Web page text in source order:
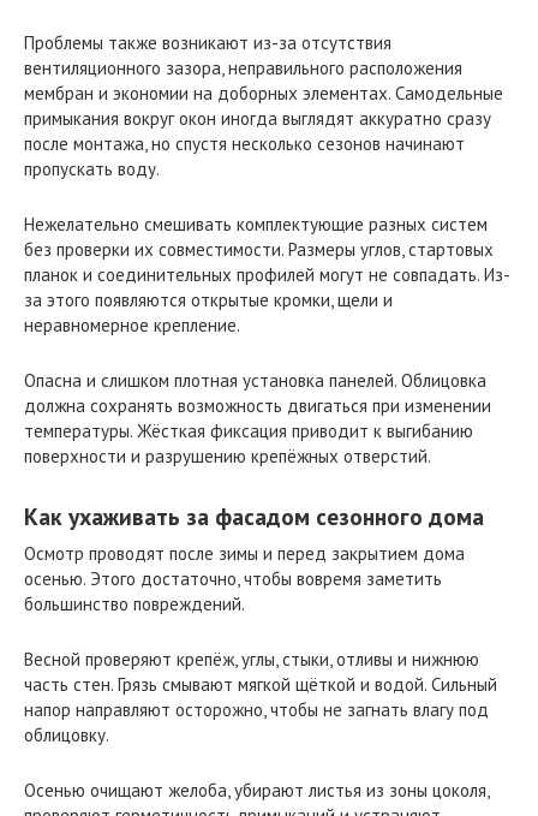
Проблемы также возникают из-за отсутствия
вентиляционного зазора, неправильного расположения
мембран и экономии на доборных элементах. Самодельные
примыкания вокруг окон иногда выглядят аккуратно сразу
после монтажа, но спустя несколько сезонов начинают
пропускать воду.
Нежелательно смешивать комплектующие разных систем
без проверки их совместимости. Размеры углов, стартовых
планок и соединительных профилей могут не совпадать. Из-
за этого появляются открытые кромки, щели и
неравномерное крепление.
Опасна и слишком плотная установка панелей. Облицовка
должна сохранять возможность двигаться при изменении
температуры. Жёсткая фиксация приводит к выгибанию
поверхности и разрушению крепёжных отверстий.
Как ухаживать за фасадом сезонного дома
Осмотр проводят после зимы и перед закрытием дома
осенью. Этого достаточно, чтобы вовремя заметить
большинство повреждений.
Весной проверяют крепёж, углы, стыки, отливы и нижнюю
часть стен. Грязь смывают мягкой щёткой и водой. Сильный
напор направляют осторожно, чтобы не загнать влагу под
облицовку.
Осенью очищают желоба, убирают листья из зоны цоколя,